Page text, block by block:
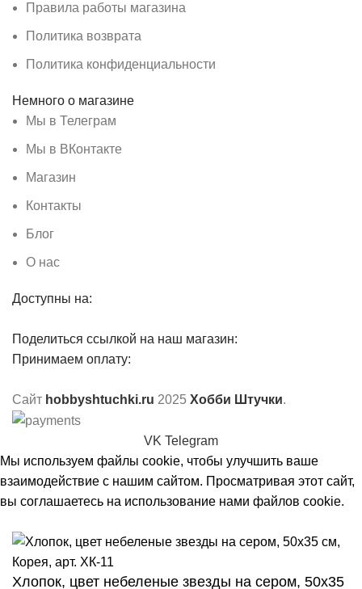
Правила работы магазина
Политика возврата
Политика конфиденциальности
Немного о магазине
Мы в Телеграм
Мы в ВКонтакте
Магазин
Контакты
Блог
О нас
Доступны на:
Поделиться ссылкой на наш магазин:
Принимаем оплату:
Сайт hobbyshtuchki.ru 2025 Хобби Штучки.
VK Telegram
Мы используем файлы cookie, чтобы улучшить ваше
взаимодействие с нашим сайтом. Просматривая этот сайт,
вы соглашаетесь на использование нами файлов cookie.
Хлопок, цвет небеленые звезды на сером, 50х35